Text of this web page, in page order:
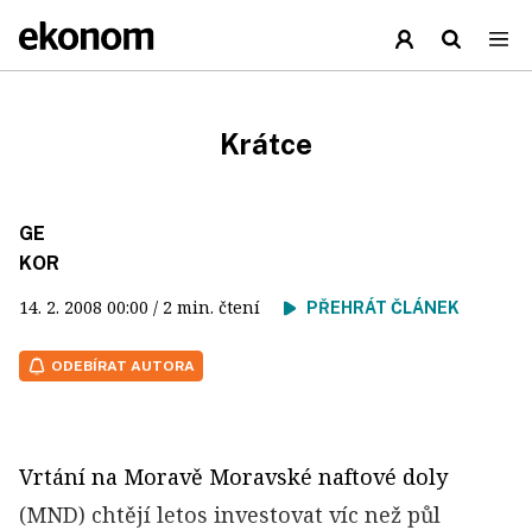
Krátce
GE
KOR
14. 2. 2008 00:00 / 2 min. čtení PŘEHRÁT ČLÁNEK
ODEBÍRAT AUTORA
Vrtání na Moravě Moravské naftové doly
(MND) chtějí letos investovat víc než půl